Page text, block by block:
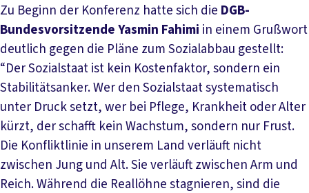
Zu Beginn der Konferenz hatte sich die DGB-
Bundesvorsitzende Yasmin Fahimi in einem Grußwort
deutlich gegen die Pläne zum Sozialabbau gestellt:
“Der Sozialstaat ist kein Kostenfaktor, sondern ein
Stabilitätsanker. Wer den Sozialstaat systematisch
unter Druck setzt, wer bei Pflege, Krankheit oder Alter
kürzt, der schafft kein Wachstum, sondern nur Frust.
Die Konfliktlinie in unserem Land verläuft nicht
zwischen Jung und Alt. Sie verläuft zwischen Arm und
Reich. Während die Reallöhne stagnieren, sind die